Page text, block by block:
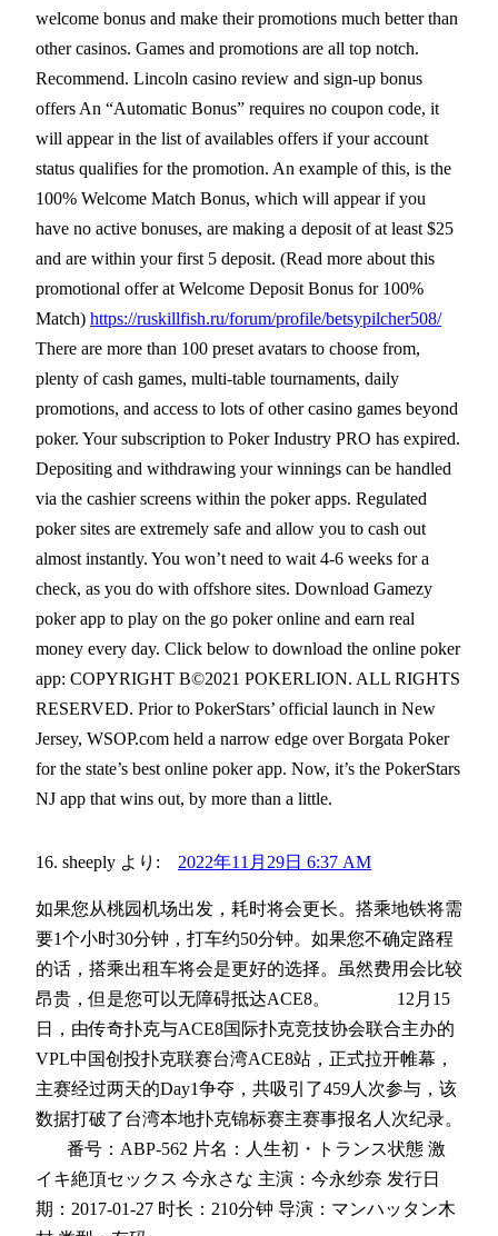
welcome bonus and make their promotions much better than
other casinos. Games and promotions are all top notch.
Recommend. Lincoln casino review and sign-up bonus
offers An “Automatic Bonus” requires no coupon code, it
will appear in the list of availables offers if your account
status qualifies for the promotion. An example of this, is the
100% Welcome Match Bonus, which will appear if you
have no active bonuses, are making a deposit of at least $25
and are within your first 5 deposit. (Read more about this
promotional offer at Welcome Deposit Bonus for 100%
Match) https://ruskillfish.ru/forum/profile/betsypilcher508/
There are more than 100 preset avatars to choose from,
plenty of cash games, multi-table tournaments, daily
promotions, and access to lots of other casino games beyond
poker. Your subscription to Poker Industry PRO has expired.
Depositing and withdrawing your winnings can be handled
via the cashier screens within the poker apps. Regulated
poker sites are extremely safe and allow you to cash out
almost instantly. You won’t need to wait 4-6 weeks for a
check, as you do with offshore sites. Download Gamezy
poker app to play on the go poker online and earn real
money every day. Click below to download the online poker
app: COPYRIGHT В©2021 POKERLION. ALL RIGHTS
RESERVED. Prior to PokerStars’ official launch in New
Jersey, WSOP.com held a narrow edge over Borgata Poker
for the state’s best online poker app. Now, it’s the PokerStars
NJ app that wins out, by more than a little.
sheeply より: 2022年11月29日 6:37 AM
如果您从桃园机场出发，耗时将会更长。搭乘地铁将需
要1个小时30分钟，打车约50分钟。如果您不确定路程
的话，搭乘出租车将会是更好的选择。虽然费用会比较
昂贵，但是您可以无障碍抵达ACE8。 12月15
日，由传奇扑克与ACE8国际扑克竞技协会联合主办的
VPL中国创投扑克联赛台湾ACE8站，正式拉开帷幕，
主赛经过两天的Day1争夺，共吸引了459人次参与，该
数据打破了台湾本地扑克锦标赛主赛事报名人次纪录。
番号：ABP-562 片名：人生初・トランス状態 激
イキ絶頂セックス 今永さな 主演：今永纱奈 发行日
期：2017-01-27 时长：210分钟 导演：マンハッタン木